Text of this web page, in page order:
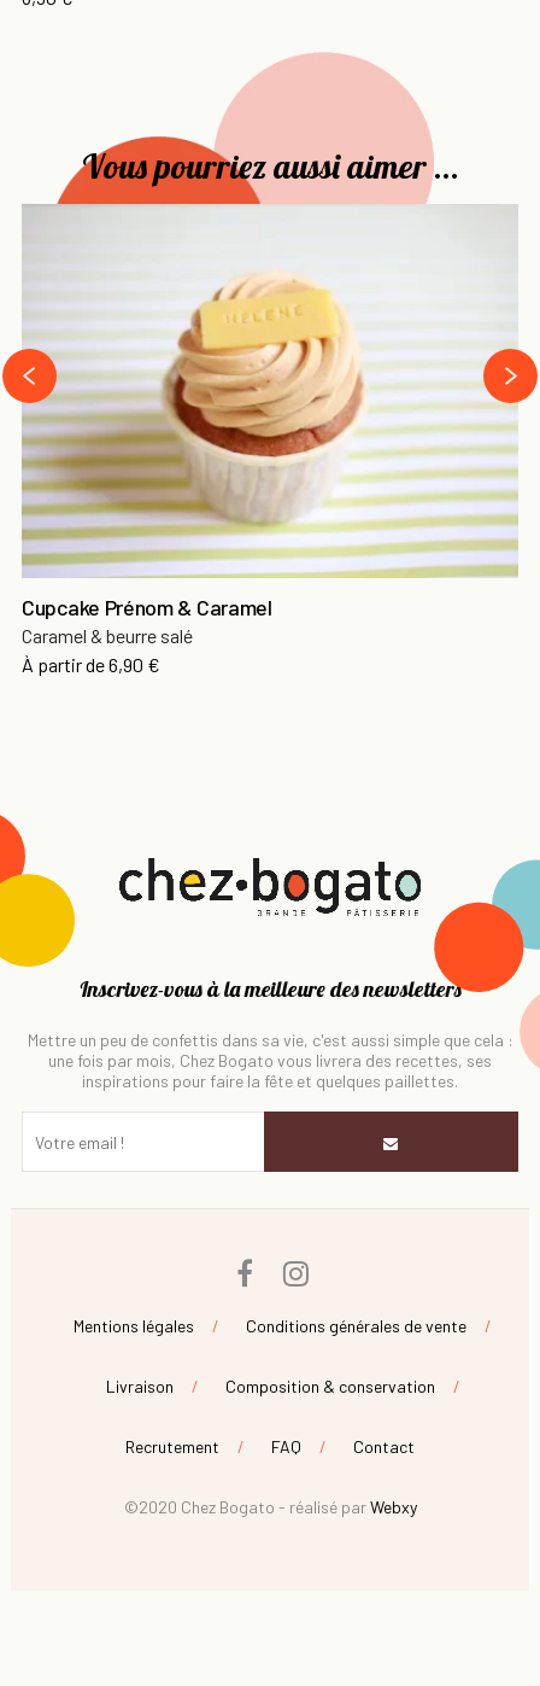
Vous pourriez aussi aimer ...
Cupcake Prénom & Caramel
Caramel & beurre salé
À partir de6,90 €
‹
›
Inscrivez-vous à la meilleure des newsletters
Mettre un peu de confettis dans sa vie, c'est aussi simple que cela :
une fois par mois, Chez Bogato vous livrera des recettes, ses
inspirations pour faire la fête et quelques paillettes.
Facebook
Mentions légales Conditions générales de vente
Livraison Composition & conservation
Recrutement FAQ Contact
©2020 Chez Bogato - réalisé parWebxy